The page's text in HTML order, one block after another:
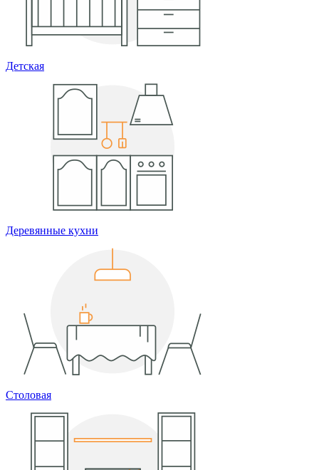
Детская
Деревянные кухни
Столовая